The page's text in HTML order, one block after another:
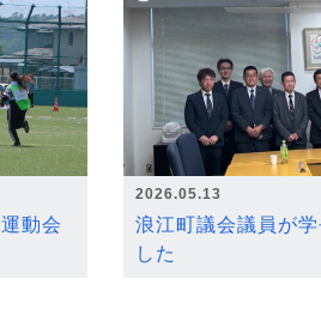
動会
2026.05.13
浪江町議会議員が
した